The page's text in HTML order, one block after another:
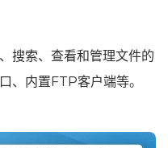
搜索、查看和管理文件的
、内置FTP客户端等。